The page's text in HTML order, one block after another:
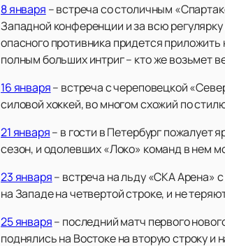
8 января – встреча со столичным
Западной конференции и за всю
опасного противника придется
полным больших интриг – кто же возьмет
16 января– встреча с череповецкой
силовой хоккей, во многом схожий по
21 января– в гости в Петербург
сезон, и одолевших «Локо» команд в нем
23 января– встреча на льду «СКА Арена»
на Западе на четвертой строке, и не
25 января– последний матч первого
поднялись на Востоке на вторую строку и